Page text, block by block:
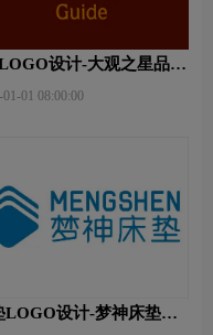
设计-大观之星品牌
01-01 08:00:00
LOGO设计-梦神床垫品